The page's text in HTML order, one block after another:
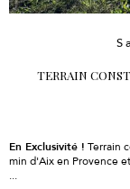
TERRAIN
En Exclusivité ! Terrain
min d'Aix en Provence
...